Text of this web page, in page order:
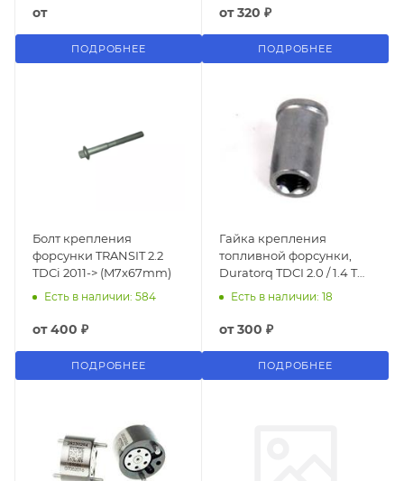
от
ПОДРОБНЕЕ
от320 ₽
ПОДРОБНЕЕ
Болт крепления
форсунки TRANSIT 2.2
TDCi 2011-> (M7x67mm)
Есть в наличии: 584
от400 ₽
ПОДРОБНЕЕ
Гайка крепления
топливной форсунки,
Duratorq TDCI 2.0 / 1.4 TD
/ 1.6 TD
Есть в наличии: 18
от300 ₽
ПОДРОБНЕЕ